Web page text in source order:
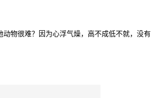
物很难？因为心浮气燥，高不成低不就，没有